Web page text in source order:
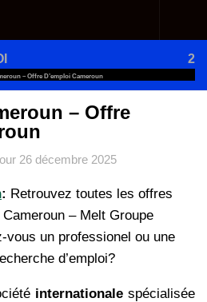
2
– Offre D’emploi Cameroun
– Offre
26 décembre 2025
: Retrouvez toutes les offres
– Melt Groupe
vous un professionel ou une
d’emploi?
internationale spécialisée